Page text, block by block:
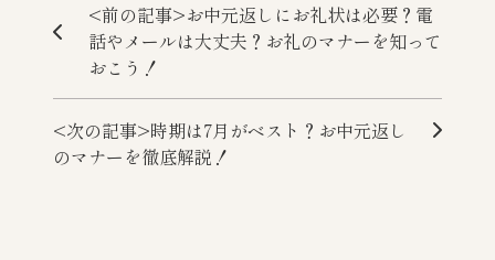
<前の記事>お中元返しにお礼状は必要？電
話やメールは大丈夫？お礼のマナーを知って
おこう！
<次の記事>時期は7月がベスト？お中元返し
のマナーを徹底解説！